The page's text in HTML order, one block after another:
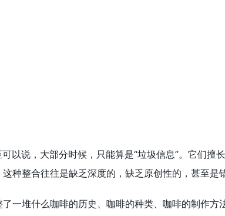
以说，大部分时候，只能算是“垃圾信息”。它们擅
种整合往往是缺乏深度的，缺乏原创性的，甚至是
一堆什么咖啡的历史、咖啡的种类、咖啡的制作方